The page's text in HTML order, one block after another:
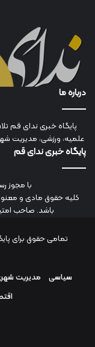
درباره ما
پایگاه خبری ندای قم
علمیه، ورزشی، مدیریت
پایگاه خبری ندای قم
با مجوز
کلیه حقوق مادی و
باشد. صاحب
تمامی حقوق برای
سیاسی
مدیریت